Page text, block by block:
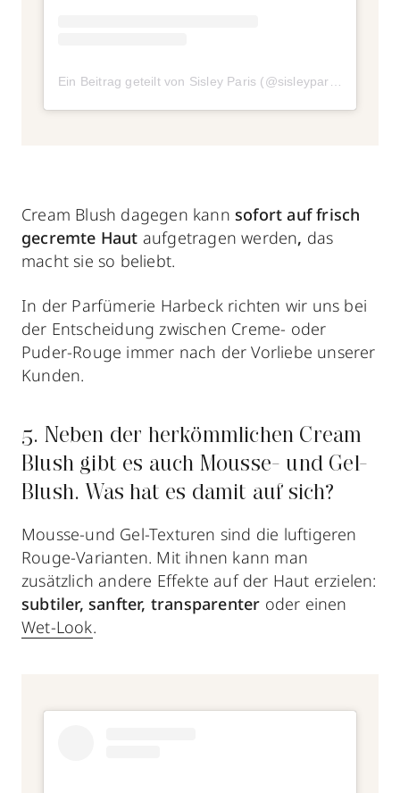
Cream Blush dagegen kann sofort auf frisch
gecremte Haut aufgetragen werden, das
macht sie so beliebt.
In der Parfümerie Harbeck richten wir uns bei
der Entscheidung zwischen Creme- oder
Puder-Rouge immer nach der Vorliebe unserer
Kunden.
5. Neben der herkömmlichen Cream
Blush gibt es auch Mousse- und Gel-
Blush. Was hat es damit auf sich?
Mousse-und Gel-Texturen sind die luftigeren
Rouge-Varianten. Mit ihnen kann man
zusätzlich andere Effekte auf der Haut erzielen:
subtiler, sanfter, transparenter oder einen
Wet-Look.